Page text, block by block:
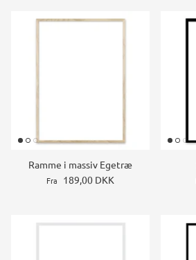
Ramme i massiv Egetræ
Fra 189,00 DKK